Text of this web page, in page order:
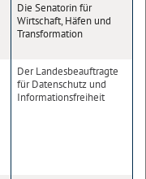
Die Senatorin für
Wirtschaft, Häfen und
Transformation
Der Landesbeauftragte
für Datenschutz und
Informationsfreiheit